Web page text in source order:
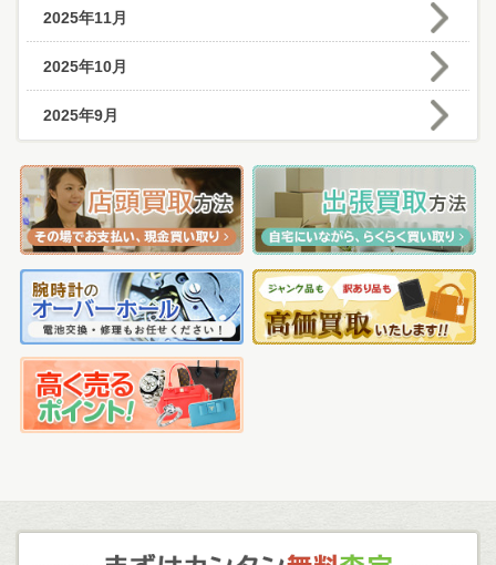
2025年11月
2025年10月
2025年9月